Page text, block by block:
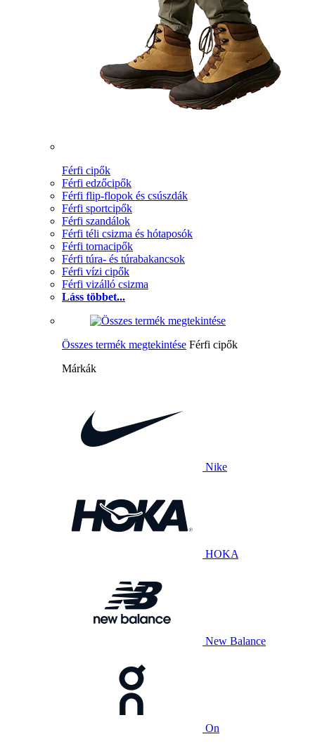
Férfi cipők
Férfi edzőcipők
Férfi flip-flopok és csúszdák
Férfi sportcipők
Férfi szandálok
Férfi téli csizma és hótaposók
Férfi tornacipők
Férfi túra- és túrabakancsok
Férfi vízi cipők
Férfi vizálló csizma
Láss többet...
Összes termék megtekintése Férfi cipők
Márkák
Nike
HOKA
New Balance
On